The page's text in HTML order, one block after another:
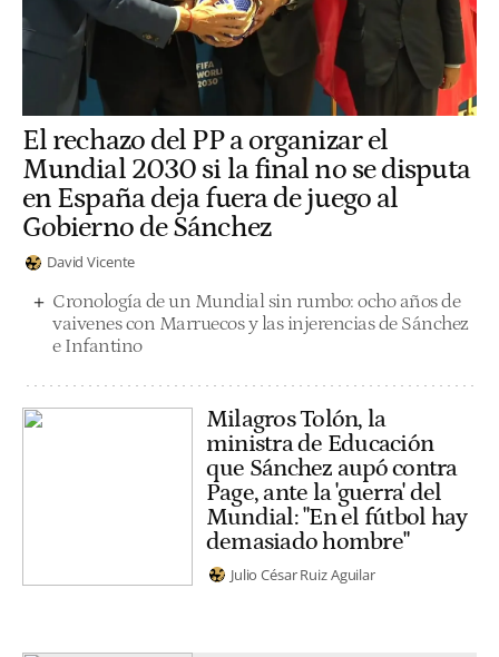
El rechazo del PP a organizar el
Mundial 2030 si la final no se disputa
en España deja fuera de juego al
Gobierno de Sánchez
David Vicente
Cronología de un Mundial sin rumbo: ocho años de
vaivenes con Marruecos y las injerencias de Sánchez
e Infantino
Milagros Tolón, la
ministra de Educación
que Sánchez aupó contra
Page, ante la 'guerra' del
Mundial: "En el fútbol hay
demasiado hombre"
Julio César Ruiz Aguilar